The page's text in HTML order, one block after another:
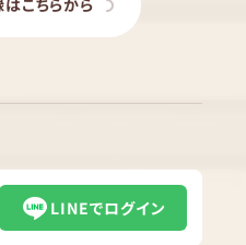
こちらから
LINEでログイン